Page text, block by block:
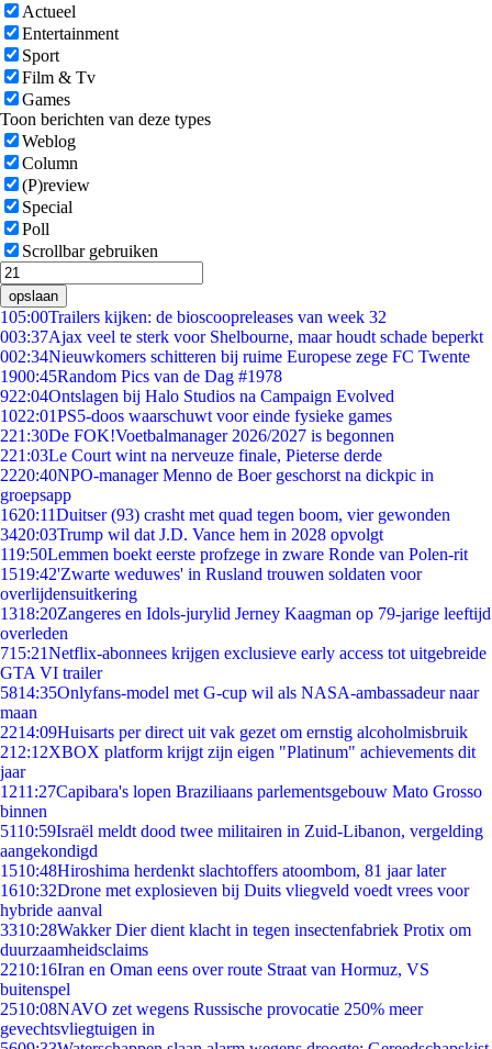
Actueel
Entertainment
Sport
Film & Tv
Games
Toon berichten van deze types
Weblog
Column
(P)review
Special
Poll
Scrollbar gebruiken
opslaan
105:00Trailers kijken: de bioscoopreleases van week 32
003:37Ajax veel te sterk voor Shelbourne, maar houdt schade beperkt
002:34Nieuwkomers schitteren bij ruime Europese zege FC Twente
1900:45Random Pics van de Dag #1978
922:04Ontslagen bij Halo Studios na Campaign Evolved
1022:01PS5-doos waarschuwt voor einde fysieke games
221:30De FOK!Voetbalmanager 2026/2027 is begonnen
221:03Le Court wint na nerveuze finale, Pieterse derde
2220:40NPO-manager Menno de Boer geschorst na dickpic in
groepsapp
1620:11Duitser (93) crasht met quad tegen boom, vier gewonden
3420:03Trump wil dat J.D. Vance hem in 2028 opvolgt
119:50Lemmen boekt eerste profzege in zware Ronde van Polen-rit
1519:42'Zwarte weduwes' in Rusland trouwen soldaten voor
overlijdensuitkering
1318:20Zangeres en Idols-jurylid Jerney Kaagman op 79-jarige leeftijd
overleden
715:21Netflix-abonnees krijgen exclusieve early access tot uitgebreide
GTA VI trailer
5814:35Onlyfans-model met G-cup wil als NASA-ambassadeur naar
maan
2214:09Huisarts per direct uit vak gezet om ernstig alcoholmisbruik
212:12XBOX platform krijgt zijn eigen "Platinum" achievements dit
jaar
1211:27Capibara's lopen Braziliaans parlementsgebouw Mato Grosso
binnen
5110:59Israël meldt dood twee militairen in Zuid-Libanon, vergelding
aangekondigd
1510:48Hiroshima herdenkt slachtoffers atoombom, 81 jaar later
1610:32Drone met explosieven bij Duits vliegveld voedt vrees voor
hybride aanval
3310:28Wakker Dier dient klacht in tegen insectenfabriek Protix om
duurzaamheidsclaims
2210:16Iran en Oman eens over route Straat van Hormuz, VS
buitenspel
2510:08NAVO zet wegens Russische provocatie 250% meer
gevechtsvliegtuigen in